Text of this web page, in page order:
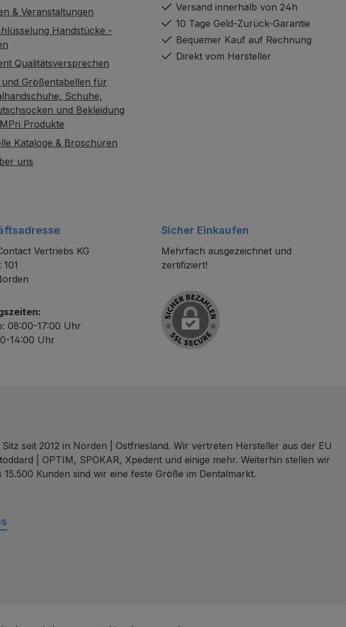
& Veranstaltungen
Handstücke -
Qualitätsversprechen
Größentabellen für
Schuhe,
und Bekleidung
Produkte
Kataloge & Broschüren
uns
Versand innerhalb von 24h
10 Tage Geld-Zurück-Garantie
Bequemer Kauf auf Rechnung
Direkt vom Hersteller
Vertriebs KG
08:00-17:00 Uhr
14:00 Uhr
Sicher Einkaufen
Mehrfach ausgezeichnet und
zertifiziert!
seit 2012 in Norden | Ostfriesland. Wir vertreten Hersteller aus der EU
| OPTIM, SPOKAR, Xpedent und einige mehr. Weiterhin stellen wir
Kunden sind wir eine feste Größe im Dentalmarkt.
dentalcontact